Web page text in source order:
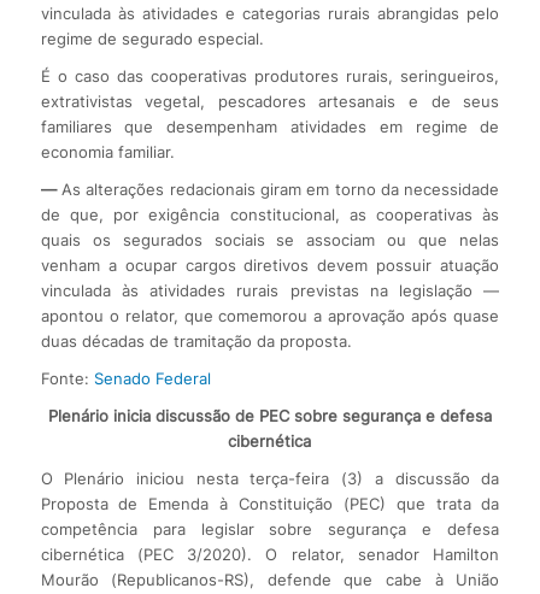
vinculada às atividades e categorias rurais abrangidas pelo
regime de segurado especial.
É o caso das cooperativas produtores rurais, seringueiros,
extrativistas vegetal, pescadores artesanais e de seus
familiares que desempenham atividades em regime de
economia familiar.
— As alterações redacionais giram em torno da necessidade
de que, por exigência constitucional, as cooperativas às
quais os segurados sociais se associam ou que nelas
venham a ocupar cargos diretivos devem possuir atuação
vinculada às atividades rurais previstas na legislação —
apontou o relator, que comemorou a aprovação após quase
duas décadas de tramitação da proposta.
Fonte: Senado Federal
Plenário inicia discussão de PEC sobre segurança e defesa
cibernética
O Plenário iniciou nesta terça-feira (3) a discussão da
Proposta de Emenda à Constituição (PEC) que trata da
competência para legislar sobre segurança e defesa
cibernética (PEC 3/2020). O relator, senador Hamilton
Mourão (Republicanos-RS), defende que cabe à União